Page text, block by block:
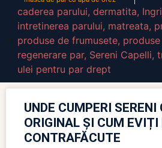
caderea parului, dermatita,
intretinerea parului, matreata,
produse de frumusete,
regenerare par, Sereni Capelli,
ulei pentru par drept
UNDE CUMPERI SERENI
ORIGINAL ȘI CUM EVIȚI
CONTRAFĂCUTE